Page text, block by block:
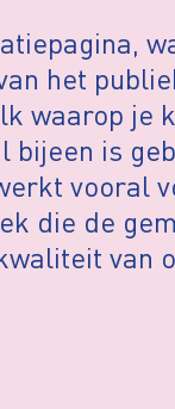
het
waarop je
bijeen is
vooral
die de
van